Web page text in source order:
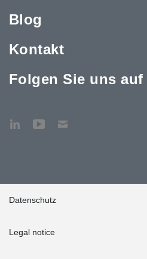
Blog
Kontakt
Folgen Sie uns auf
Datenschutz
Legal notice